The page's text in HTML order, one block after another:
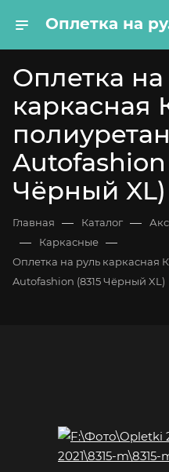
Оплетка на
каркасная
Autofashion
Чёрный XL)
Главная — Каталог —
— Каркасные —
Оплетка на руль каркасная
Autofashion (8315 Чёрный XL)